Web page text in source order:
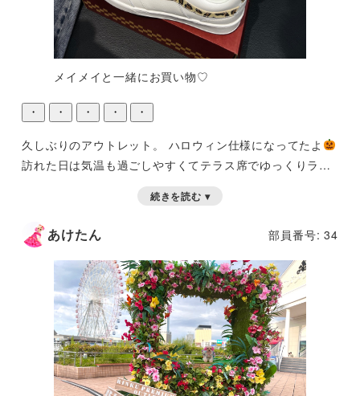
メイメイと一緒にお買い物♡
・ ・ ・ ・ ・
久しぶりのアウトレット。
ハロウィン仕様になってたよ
訪れた日は気温も過ごしやすくてテラス席でゆっくりラン
続きを読む ▾
あけたん 部員番号: 34